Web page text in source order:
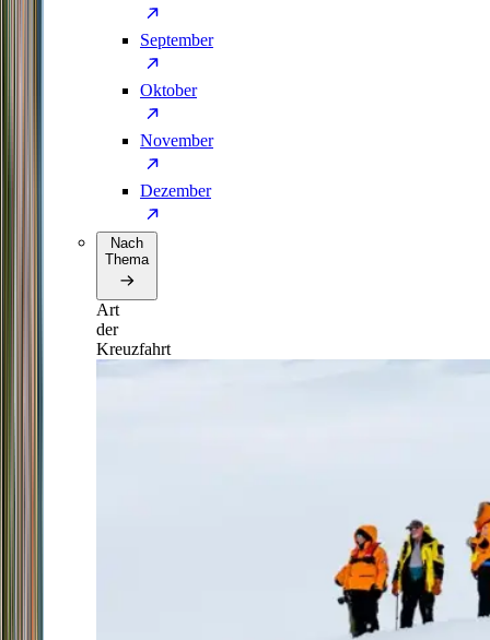
September
Oktober
November
Dezember
Nach
Thema
Art
der
Kreuzfahrt